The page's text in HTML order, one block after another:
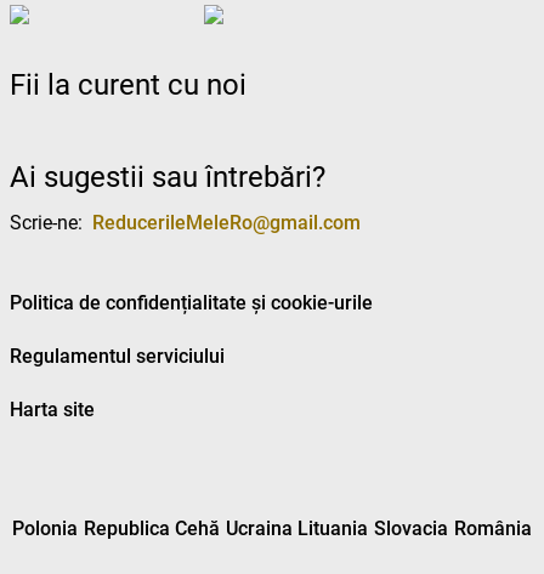
Fii la curent cu noi
Ai sugestii sau întrebări?
Scrie-ne: ReducerileMeleRo@gmail.com
Politica de confidențialitate și cookie-urile
Regulamentul serviciului
Harta site
Polonia Republica Cehă Ucraina Lituania Slovacia România